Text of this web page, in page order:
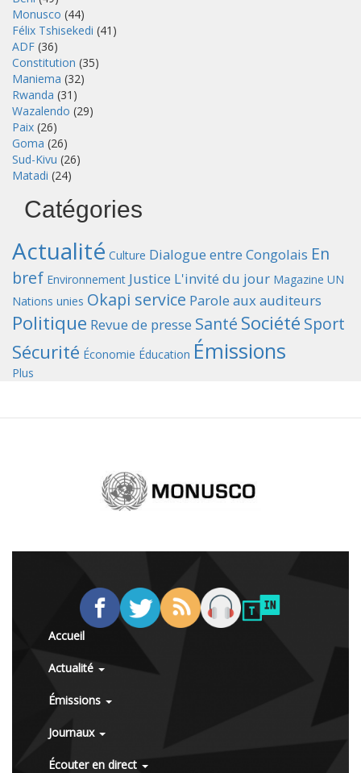
Monusco (44)
Félix Tshisekedi (41)
ADF (36)
Constitution (35)
Maniema (32)
Rwanda (31)
Wazalendo (29)
Paix (26)
Goma (26)
Sud-Kivu (26)
Matadi (24)
Catégories
Actualité Culture Dialogue entre Congolais En
bref Environnement Justice L'invité du jour Magazine UN
Nations unies Okapi service Parole aux auditeurs
Politique Revue de presse Santé Société Sport
Sécurité Économie Éducation Émissions
Plus
Accueil
Actualité
Émissions
Journaux
Écouter en direct